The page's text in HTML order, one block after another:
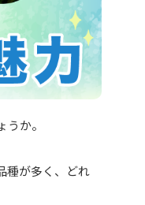
か。
種が多く、どれ